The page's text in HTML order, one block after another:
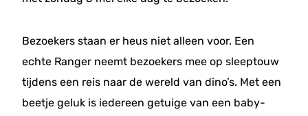
Bezoekers staan er heus niet alleen voor. Een
echte Ranger neemt bezoekers mee op sleeptouw
tijdens een reis naar de wereld van dino’s. Met een
beetje geluk is iedereen getuige van een baby-